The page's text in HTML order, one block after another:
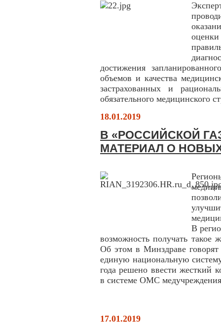
достижения
объемов и качества
застрахованных и
обязательного медицинского
18.01.2019
В «РОССИЙСКОЙ
МАТЕРИАЛ О
В
возможность получать такое
Об этом в Минздраве говорят
единую национальную
года решено ввести жесткий
в системе ОМС
17.01.2019